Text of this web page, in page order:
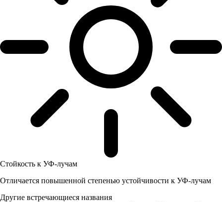
Стойкость к УФ-лучам
Отличается повышенной степенью устойчивости к УФ-лучам
Другие встречающиеся названия